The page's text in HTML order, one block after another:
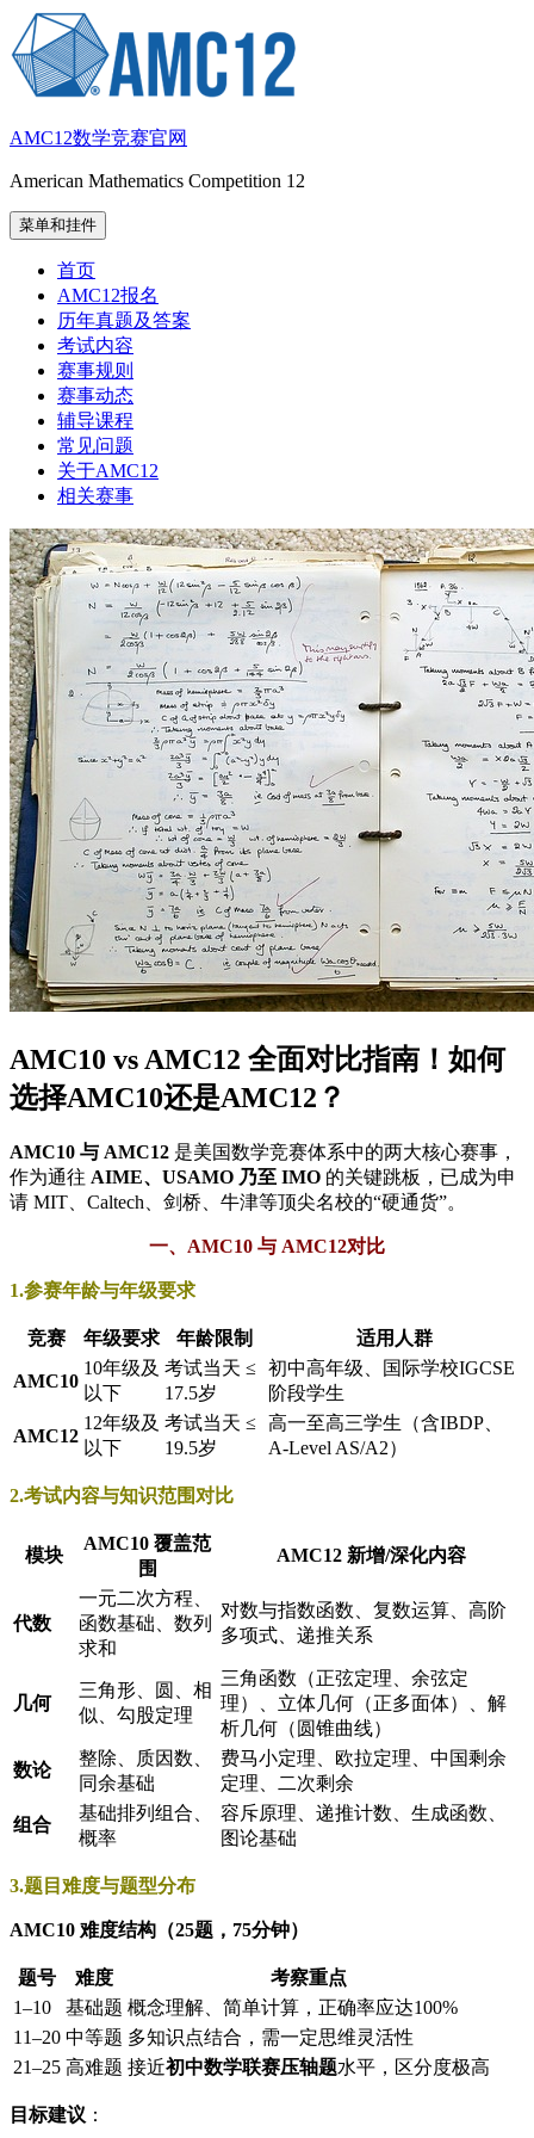
至
内
AMC12数学竞赛官网
American Mathematics Competition 12
菜单和挂件
首页
AMC12报名
历年真题及答案
考试内容
赛事规则
赛事动态
辅导课程
常见问题
关于AMC12
相关赛事
AMC10 vs AMC12 全面对比指南！如何
选择AMC10还是AMC12？
AMC10 与 AMC12 是美国数学竞赛体系中的两大核心赛事，
作为通往 AIME、USAMO 乃至 IMO 的关键跳板，已成为申
请 MIT、Caltech、剑桥、牛津等顶尖名校的“硬通货”。
一、AMC10 与 AMC12对比
1.参赛年龄与年级要求
竞赛 年级要求 年龄限制 适用人群
AMC10
10年级及
以下
考试当天 ≤
17.5岁
初中高年级、国际学校IGCSE
阶段学生
AMC12
12年级及
以下
考试当天 ≤
19.5岁
高一至高三学生（含IBDP、
A-Level AS/A2）
2.考试内容与知识范围对比
模块
AMC10 覆盖范
围
AMC12 新增/深化内容
代数
一元二次方程、
函数基础、数列
求和
对数与指数函数、复数运算、高阶
多项式、递推关系
几何
三角形、圆、相
似、勾股定理
三角函数（正弦定理、余弦定
理）、立体几何（正多面体）、解
析几何（圆锥曲线）
数论
整除、质因数、
同余基础
费马小定理、欧拉定理、中国剩余
定理、二次剩余
组合
基础排列组合、
概率
容斥原理、递推计数、生成函数、
图论基础
3.题目难度与题型分布
AMC10 难度结构（25题，75分钟）
题号 难度
考察重点
1–10
基础题 概念理解、简单计算，正确率应达100%
11–20 中等题 多知识点结合，需一定思维灵活性
21–25 高难题 接近初中数学联赛压轴题水平，区分度极高
目标建议 ：